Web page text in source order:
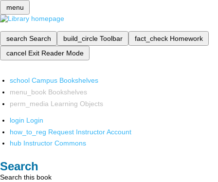
menu
search Search build_circle Toolbar fact_check Homework
cancel Exit Reader Mode
school Campus Bookshelves
menu_book Bookshelves
perm_media Learning Objects
login Login
how_to_reg Request Instructor Account
hub Instructor Commons
Search
Search this book